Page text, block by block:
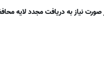
نیاز به دریافت مجدد لایه